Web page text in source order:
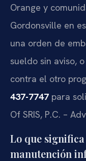
Orange y
Gordonsville en
una orden de
sueldo sin aviso,
contra el otro
437-7747 para
Of SRIS, P.C. –
Lo que
manutención